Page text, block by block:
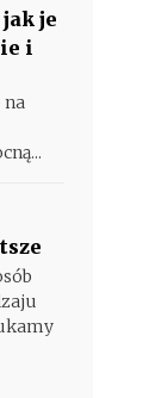
je
i
na